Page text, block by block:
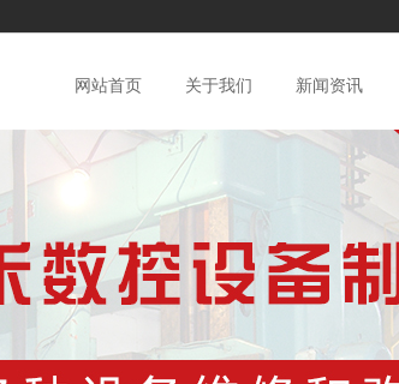
网站首页 关于我们 新闻资讯